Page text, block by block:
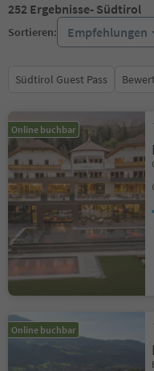
252 Ergebnisse- Südtirol
Sortieren: Empfehlungen
Südtirol Guest Pass
Online buchbar
Online buchbar